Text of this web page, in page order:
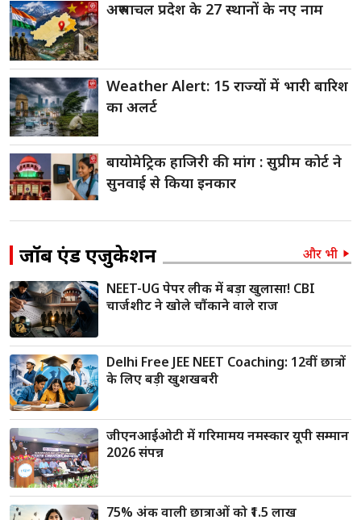
अरुणाचल प्रदेश के 27 स्थानों के नए नाम
Weather Alert: 15 राज्यों में भारी बारिश
का अलर्ट
बायोमेट्रिक हाजिरी की मांग : सुप्रीम कोर्ट ने
सुनवाई से किया इनकार
जॉब एंड एजुकेशन
और भी
NEET-UG पेपर लीक में बड़ा खुलासा! CBI
चार्जशीट ने खोले चौंकाने वाले राज
Delhi Free JEE NEET Coaching: 12वीं छात्रों
के लिए बड़ी खुशखबरी
जीएनआईओटी में गरिमामय नमस्कार यूपी सम्मान
2026 संपन्न
75% अंक वाली छात्राओं को ₹1.5 लाख